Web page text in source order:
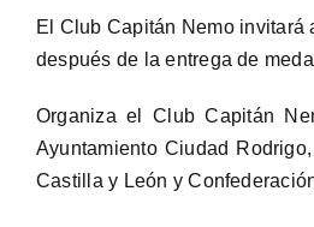
El Club Capitán Nemo invitará
después de la entrega de
Organiza el Club Capitán
Ayuntamiento Ciudad
Castilla y León y